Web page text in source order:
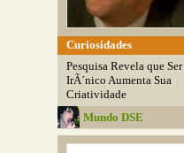
Curiosidades
Pesquisa Revela que Ser
IrÃ´nico Aumenta Sua
Criatividade
Mundo DSE